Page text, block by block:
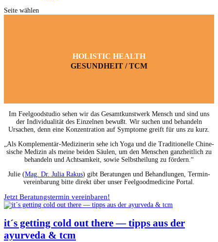
Seite wählen
HOLISTIC HEALTH
GESUNDHEIT / TCM
Im Feel­go­od­stu­dio sehen wir das Gesamtkunst­werk Men­sch und sind uns
der Indi­vid­u­al­ität des Einzel­nen bewußt. Wir suchen und behan­deln
Ursachen, denn eine Konzen­tra­tion auf Symp­tome greift für uns zu kurz.
„Als Kom­ple­men­tär-Medi­ziner­in sehe ich Yoga und die Tra­di­tionelle Chi­ne­
sis­che Medi­zin als meine bei­den Säulen, um den Men­schen ganzheitlich zu
behan­deln und Acht­samkeit, sowie Selb­s­theilung zu fördern.“
Julie (Mag. Dr. Julia Rakus) gibt Beratun­gen und Behand­lun­gen, Ter­min­
vere­in­barung bitte direkt über unser Feel­go­odmed­i­cine Portal.
Jet­zt Beratung­ster­min vereinbaren!
it´s getting cold out there — tipps aus der
ayurveda & tcm